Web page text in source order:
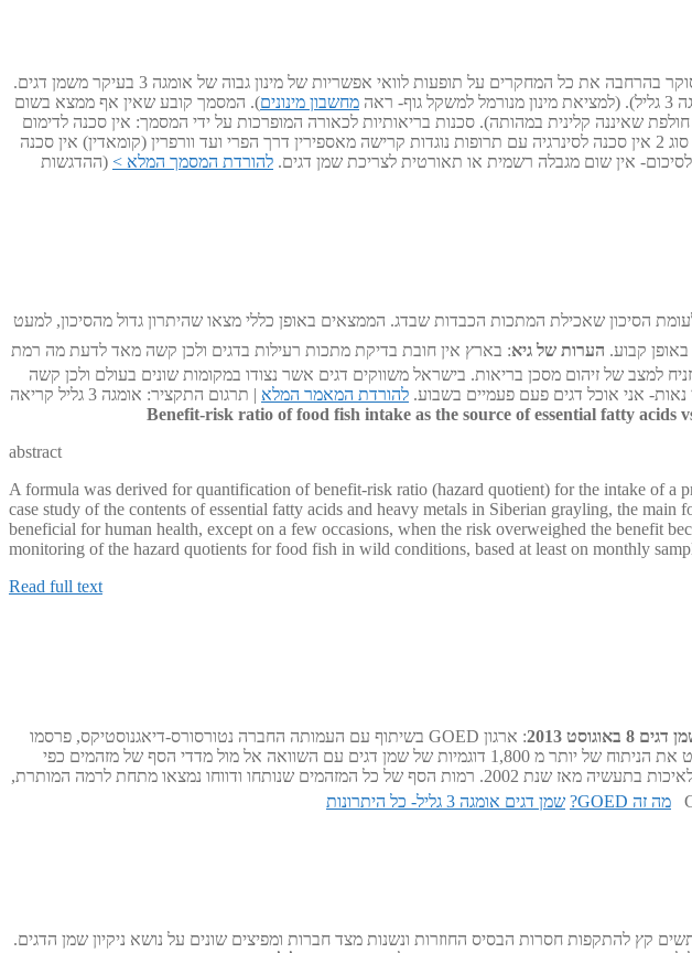
מצורף מסמך של EFSA שזו המקבילה האירופאית של ה FDA (המסמך ותיק אך רק לאחרונה גילינו את קיומו). המסמך סוקר בהרחבה את כל המחקרים על תופעות לוואי אפשריות של מינון גבוה של אומגה 3 בעיקר משמן דגים.
מחשבון מינונים). המסמך קובע שאין אף ממצא בשום
במסמך אך כתופעה חולפת שאיננה קלינית במהותה). סכנות בריאותיות לכאורה המופרכות על ידי המסמך: אין סכנה לדימום
יתר אין סכנה למניעת קרישת דם אין סכנה להחמרת סכרת סוג 1 אין סכנה להחמרת תנגודת אינסולין וסוכרתיות בסכרת סוג 2 אין סכנה לסינרגיה עם תרופות נוגדות קרישה מאספירין דרך הפרי ועד וורפרין (קומאדין) אין סכנה
אין שום מגבלה רשמית או תאורטית לצריכת שמן דגים. להורדת המסמך המלא > (ההדגשות
אכילת דגים (אילתית סיבירית) על בריאות האדם, בפרמטרים של יתרונות האומגה 3 שיש בדג לעומת הסיכון שאכילת המתכות הכבדות שבדג. הממצאים באופן כללי מצאו שהיתרון גדול מהסיכון, למעט
קבוע. הערות של גיא: בארץ אין חובת בדיקת מתכות רעילות בדגים ולכן קשה מאד לדעת מה רמת
למצב של זיהום מסכן בריאות. בישראל משווקים דגים אשר נצודו במקומות שונים בעולם ולכן קשה
נאות- אני אוכל דגים פעם פעמיים בשבוע. להורדת המאמר המלא
| תרגום התקציר: אומגה 3 גליל קריאה
Benefit-risk ratio of food fish intake as the source of essential fatty acids
abstract
A formula was derived for quantification of benefit-risk ratio (hazard quotient) for the intake of a
case study of the contents of essential fatty acids and heavy metals in Siberian grayling, the
beneficial for human health, except on a few occasions, when the risk overweighed the benefit
monitoring of the hazard quotients for food fish in wild conditions, based at least on monthly
Read full text
8 באוגוסט 2013
: ארגון GOED בשיתוף עם העמותה החברה נטורסורס-דיאגנוסטיקס, פרסמו
הודעה רשמית תחת הכותרת "מדידות של מזהמים סביבתיים בדגימות של תוספי שמן דגים מכל רחבי העולם". הדוח מפרט את הניתוח של יותר מ 1,800 דוגמיות של שמן דגים עם השוואה אל מול מדדי הסף של מזהמים כפי
שהוגדרו במאמר הנושא של ארגון GOED, אשר אימץ את מדדי הסף הרגולטורים המחמירים ביותר בעולם ונחשב לסמל לאיכות בתעשיה מאז שנת 2002. רמות הסף של כל המזהמים שנותחו ודווחו נמצאו מתחת לרמה המותרת,
מה זה GOED?
שמן דגים אומגה 3 גליל- כל היתרונות
קץ להתקפות חסרות הבסיס החוזרות ונשנות מצד חברות ומפיצים שונים על נושא ניקיון שמן הדגים.